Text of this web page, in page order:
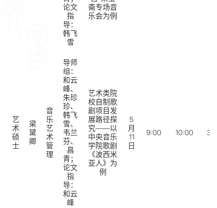
论文
指
导：
韩飞
雪
斋专场音
乐会为例
艺
术
硕
士
梁
黛
卿
音
乐
艺
术
管
理
导师
组：
和云
峰、
朱珍
珍、
韩飞
雪、
韦兰
芬、
昌
青；
论文
指
导：
和云
峰
艺术类院
校自制歌
剧项目发
展路径探
究——以
中央音乐
学院歌剧
《波西米
亚人》为
例
5
月
11
日
9:00 10:00